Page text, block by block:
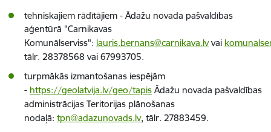
tehniskajiem rādītājiem - Ādažu novada pašvaldības
aģentūrā "Carnikavas
Komunālserviss": lauris.bernans@carnikava.lvvai
tālr. 28378568 vai 67993705.
turpmākās izmantošanas iespējām
- https://geolatvija.lv/geo/tapis Ādažu novada pašvaldības
administrācijas Teritorijas plānošanas
nodaļā: tpn@adazunovads.lv, tālr. 27883459.